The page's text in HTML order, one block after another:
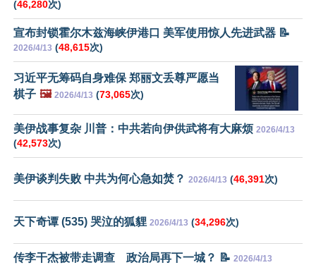
(46,280次)
宣布封锁霍尔木兹海峡伊港口 美军使用惊人先进武器 📝
2026/4/13 (48,615次)
习近平无筹码自身难保 郑丽文丢尊严愿当
棋子 🖼️ 2026/4/13 (73,065次)
美伊战事复杂 川普：中共若向伊供武将有大麻烦 2026/4/13
(42,573次)
美伊谈判失败 中共为何心急如焚？ 2026/4/13 (46,391次)
天下奇谭 (535) 哭泣的狐貍 2026/4/13 (34,296次)
传李干杰被带走调查 政治局再下一城？ 📝 2026/4/13